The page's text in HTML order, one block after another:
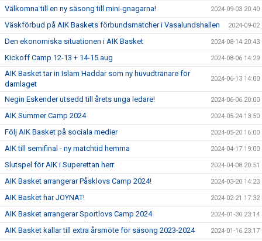
Välkomna till en ny säsong till mini-gnagarna! 2024-09-03 20:40
Väskförbud på AIK Baskets förbundsmatcher i Vasalundshallen 2024-09-02
Den ekonomiska situationen i AIK Basket 2024-08-14 20:43
Kickoff Camp 12-13 + 14-15 aug 2024-08-06 14:29
AIK Basket tar in Islam Haddar som ny huvudtränare för
damlaget
2024-06-13 14:00
Negin Eskender utsedd till årets unga ledare! 2024-06-06 20:00
AIK Summer Camp 2024 2024-05-24 13:50
Följ AIK Basket på sociala medier 2024-05-20 16:00
AIK till semifinal - ny matchtid hemma 2024-04-17 19:00
Slutspel för AIK i Superettan herr 2024-04-08 20:51
AIK Basket arrangerar Påsklovs Camp 2024! 2024-03-20 14:23
AIK Basket har JOYNAT! 2024-02-21 17:32
AIK Basket arrangerar Sportlovs Camp 2024 2024-01-30 23:14
AIK Basket kallar till extra årsmöte för säsong 2023-2024 2024-01-16 23:17